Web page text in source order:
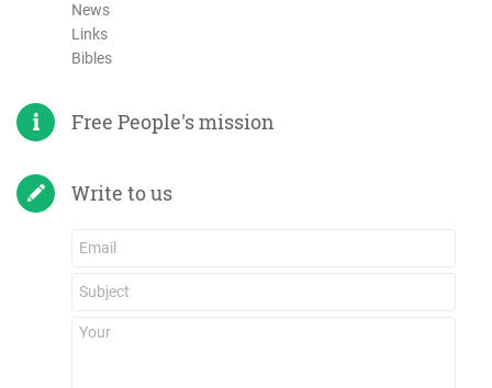
News
Links
Bibles
Free People's mission
Write to us